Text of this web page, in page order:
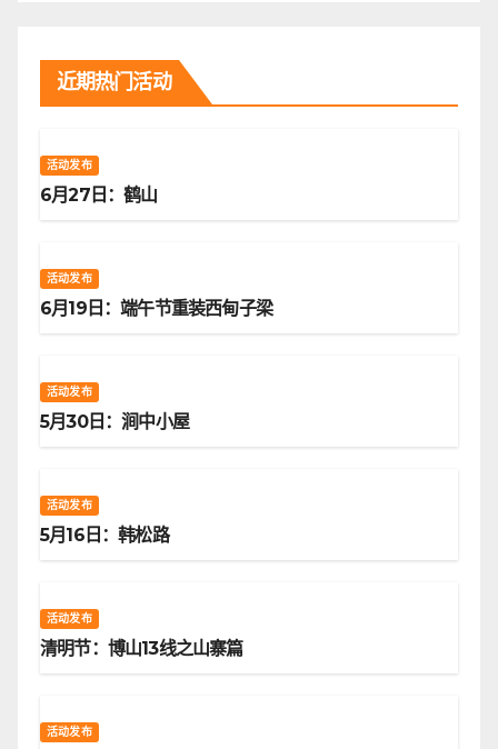
近期热门活动
活动发布
6月27日：鹤山
活动发布
6月19日：端午节重装西甸子梁
活动发布
5月30日：涧中小屋
活动发布
5月16日：韩松路
活动发布
清明节：博山13线之山寨篇
活动发布